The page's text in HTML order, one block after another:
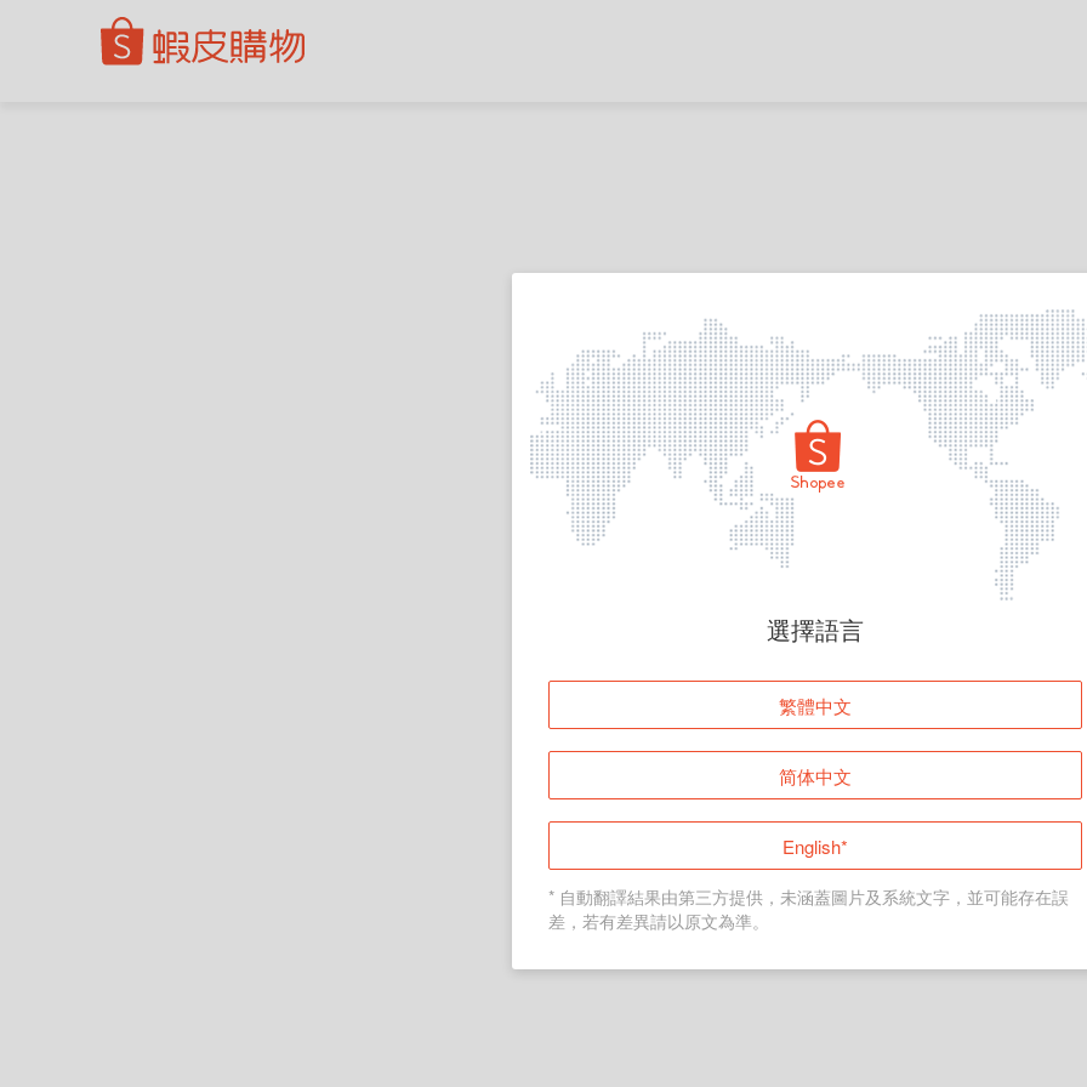
頁面無法顯示
登入
返回首頁
選擇語言
繁體中文
简体中文
English*
* 自動翻譯結果由第三方提供，未涵蓋圖片及系統文字，並可能存在誤
差，若有差異請以原文為準。